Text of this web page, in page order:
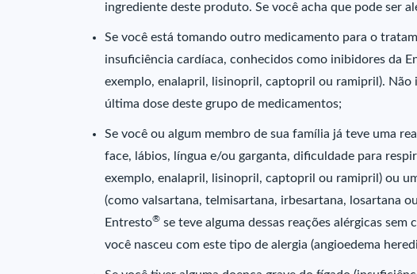
ingrediente deste produto. Se você acha que pode ser
Se você está tomando outro medicamento para o
insuficiência cardíaca, conhecidos como inibidores da
exemplo, enalapril, lisinopril, captopril ou ramipril). Não
última dose deste grupo de medicamentos;
Se você ou algum membro de sua família já teve uma
face, lábios, língua e/ou garganta, dificuldade para
exemplo, enalapril, lisinopril, captopril ou ramipril) ou
(como valsartana, telmisartana, irbesartana, losartana
Entresto® se teve alguma dessas reações alérgicas
você nasceu com este tipo de alergia (angioedema